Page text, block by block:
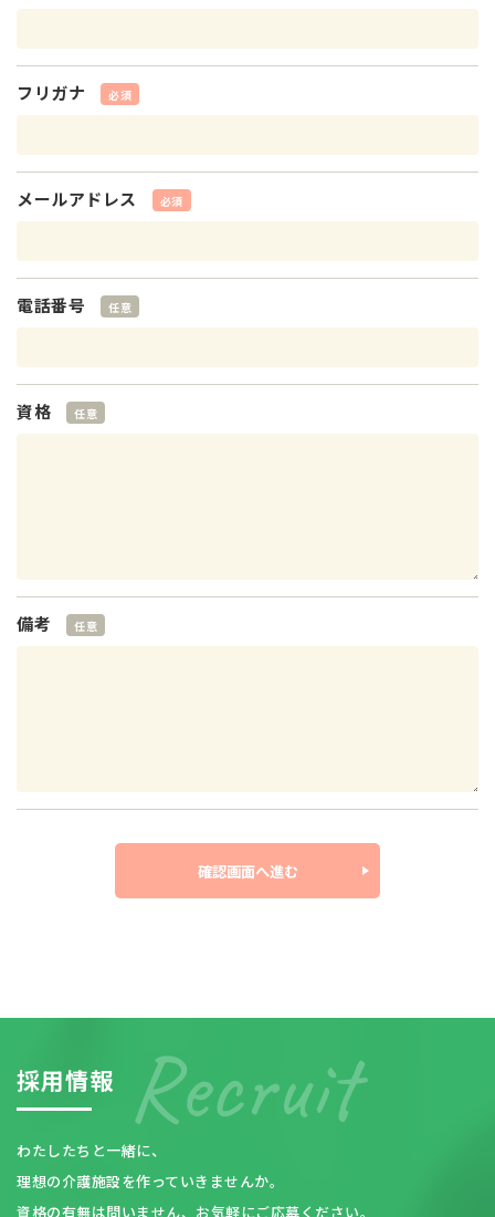
フリガナ 必須
メールアドレス 必須
電話番号 任意
資格 任意
備考 任意
確認画⾯へ進む
採用情報
わたしたちと一緒に、
理想の介護施設を作っていきませんか。
資格の有無は問いません、お気軽にご応募ください。